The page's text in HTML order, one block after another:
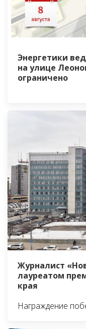
Энергетики
на улице
ограничено
Журналист
лауреатом
края
Награждение